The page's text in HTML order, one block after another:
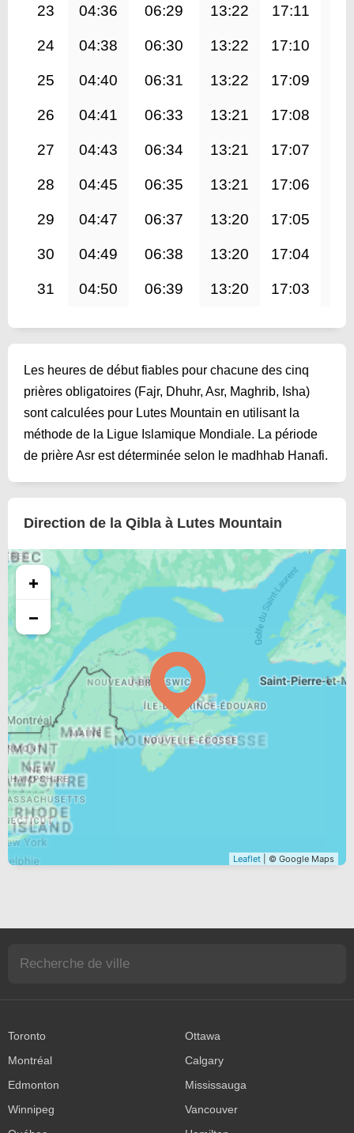
23 04:36 06:29 13:22 17:11
24 04:38 06:30 13:22 17:10
25 04:40 06:31 13:22 17:09
26 04:41 06:33 13:21 17:08
27 04:43 06:34 13:21 17:07
28 04:45 06:35 13:21 17:06
29 04:47 06:37 13:20 17:05
30 04:49 06:38 13:20 17:04
31 04:50 06:39 13:20 17:03
Les heures de début fiables pour chacune des cinq
prières obligatoires (Fajr, Dhuhr, Asr, Maghrib, Isha)
sont calculées pour Lutes Mountain en utilisant la
méthode de la Ligue Islamique Mondiale. La période
de prière Asr est déterminée selon le madhhab Hanafi.
Direction de la Qibla à Lutes Mountain
+
−
Leaflet | © Google Maps
Toronto
Ottawa
Montréal
Calgary
Edmonton
Mississauga
Winnipeg
Vancouver